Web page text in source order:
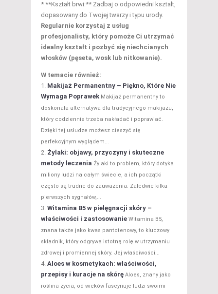
* **Kształt brwi:** Zadbaj o odpowiedni kształt,
dopasowany do Twojej twarzy i typu urody.
Regularnie korzystaj z usług
profesjonalisty, który pomoże Ci utrzymać
idealny kształt i pozbyć się niechcianych
włosków (pęseta, wosk lub nitkowanie).
W temacie również:
Makijaż Permanentny – Piękno, Które Nie
Wymaga Poprawek Makijaż permanentny to
doskonała alternatywa dla tradycyjnego makijażu,
który codziennie trzeba nakładać i poprawiać.
Dzięki tej usłudze możesz cieszyć się
perfekcyjnym wyglądem...
Żylaki: objawy, przyczyny i skuteczne
metody leczenia Żylaki to problem, który dotyka
miliony ludzi na całym świecie, a ich początki
często są trudne do zauważenia. Zaledwie kilka
pierwszych sygnałów,...
Witamina B5 w pielęgnacji skóry –
właściwości i zastosowanie Witamina B5,
znana także jako kwas pantotenowy, to kluczowy
składnik, który odgrywa istotną rolę w utrzymaniu
zdrowej i promiennej skóry. Jej właściwości...
Aloes w kosmetykach: właściwości,
przepisy i kuracje na skórę Aloes, znany jako
roślina życia, od wieków fascynuje ludzi swoimi